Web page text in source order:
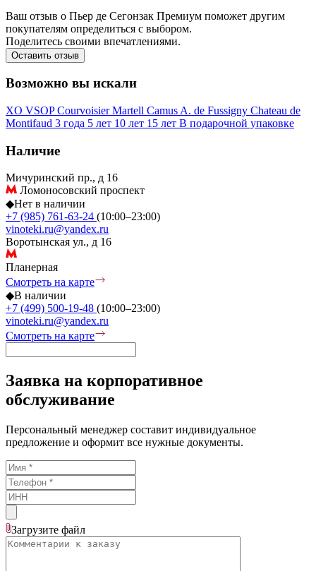
Ваш отзыв о Пьер де Сегонзак Премиум поможет другим
покупателям определиться с выбором.
Поделитесь своими впечатлениями.
Оставить отзыв
Возможно вы искали
XO VSOPCourvoisierMartell Camus A. de Fussigny Chateau de
Montifaud 3 года 5 лет 10 лет 15 лет В подарочной упаковке
Наличие
Мичуринский пр., д 16
Ломоносовский проспект
◆Нет в наличии
+7 (985) 761-63-24 (10:00–23:00)
vinoteki.ru@yandex.ru
Воротынская ул., д 16
Планерная
Смотреть на карте
◆В наличии
+7 (499) 500-19-48 (10:00–23:00)
vinoteki.ru@yandex.ru
Смотреть на карте
Заявка на корпоративное
обслуживание
Персональный менеджер составит индивидуальное
предложение и оформит все нужные документы.
Загрузите файл